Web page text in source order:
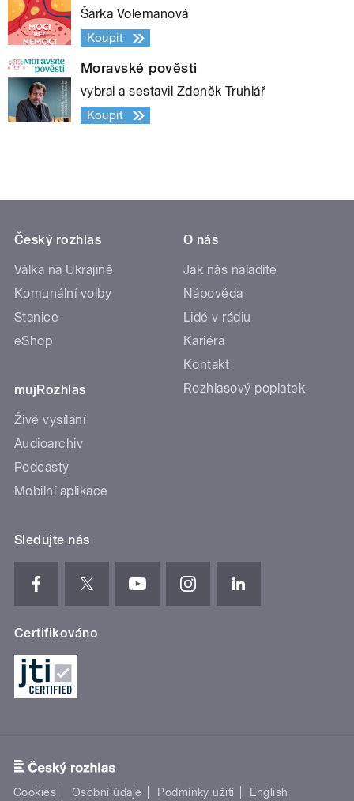
Šárka Volemanová
Koupit
Moravské pověsti
vybral a sestavil Zdeněk Truhlář
Koupit
Český rozhlas
Válka na Ukrajině
Komunální volby
Stanice
eShop
mujRozhlas
Živé vysílání
Audioarchiv
Podcasty
Mobilní aplikace
O nás
Jak nás naladíte
Nápověda
Lidé v rádiu
Kariéra
Kontakt
Rozhlasový poplatek
Sledujte nás
Certifikováno
Cookies Osobní údaje Podmínky užití English